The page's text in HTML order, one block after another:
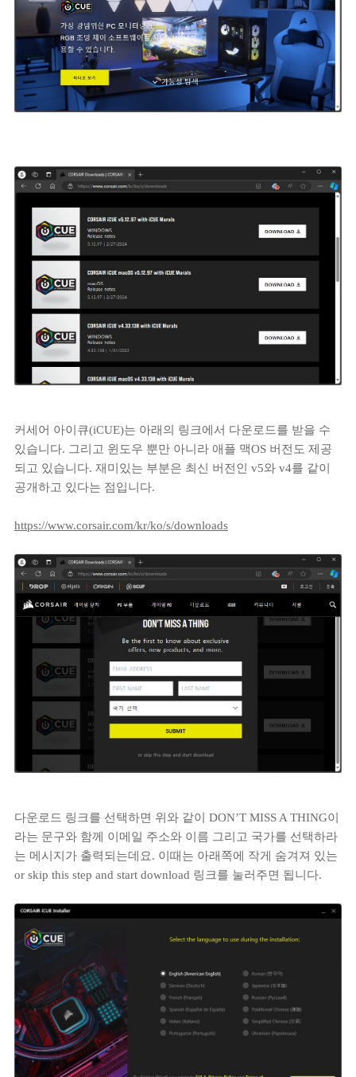
커세어 아이큐(iCUE)는 아래의 링크에서 다운로드를 받을 수
있습니다. 그리고 윈도우 뿐만 아니라 애플 맥OS 버전도 제공
되고 있습니다. 재미있는 부분은 최신 버전인 v5와 v4를 같이
공개하고 있다는 점입니다.
https://www.corsair.com/kr/ko/s/downloads
다운로드 링크를 선택하면 위와 같이 DON’T MISS A THING이
라는 문구와 함께 이메일 주소와 이름 그리고 국가를 선택하라
는 메시지가 출력되는데요. 이때는 아래쪽에 작게 숨겨져 있는
or skip this step and start download 링크를 눌러주면 됩니다.